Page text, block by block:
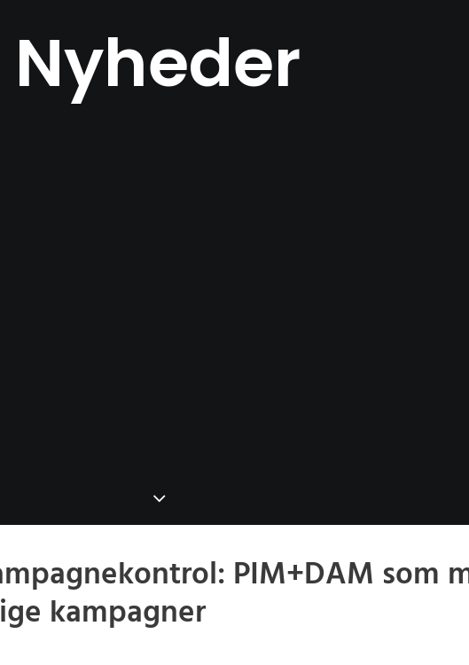
Nyheder
PIM+DAM som
kampagner